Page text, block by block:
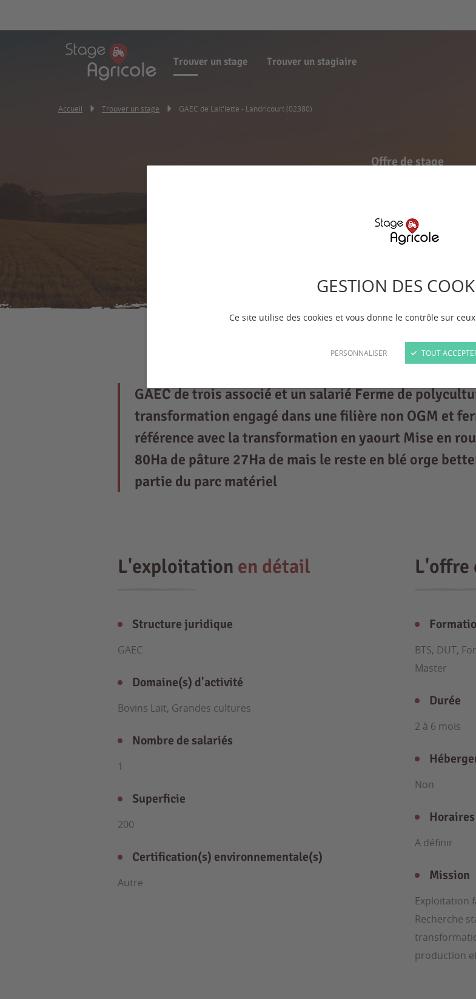
GESTION DES
Ce site utilise des cookies et vous donne le contrôle sur
PERSONNALISER TOUT
Trouver un stage Trouver un stagiaire
Accueil Trouver un stage GAEC de Lait'lette - Landricourt (02380)
Offre de stage
GAEC de Lait'lette -
Signaler l'offre
GAEC de trois associé et un salarié Ferme de
transformation engagé dans une filière non OGM et
référence avec la transformation en yaourt Mise en
80Ha de pâture 27Ha de mais le reste en blé orge
partie du parc matériel
L'exploitation en détail
Structure juridique
GAEC
Domaine(s) d'activité
Bovins Lait, Grandes cultures
Nombre de salariés
1
Superficie
200
Certification(s) environnementale(s)
Autre
L'offre
BTS, DUT,
Master
Durée
2 à 6 mois
Non
A définir
Mission
Exploitation
Recherche
production